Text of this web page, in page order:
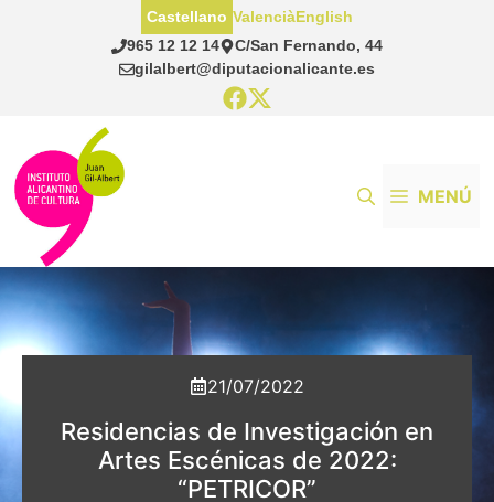
965 12 12 14
C/San Fernando, 44
gilalbert@diputacionalicante.es
Castellano ValenciàEnglish
MENÚ
21/07/2022
Residencias de Investigación en
Artes Escénicas de 2022:
“PETRICOR”